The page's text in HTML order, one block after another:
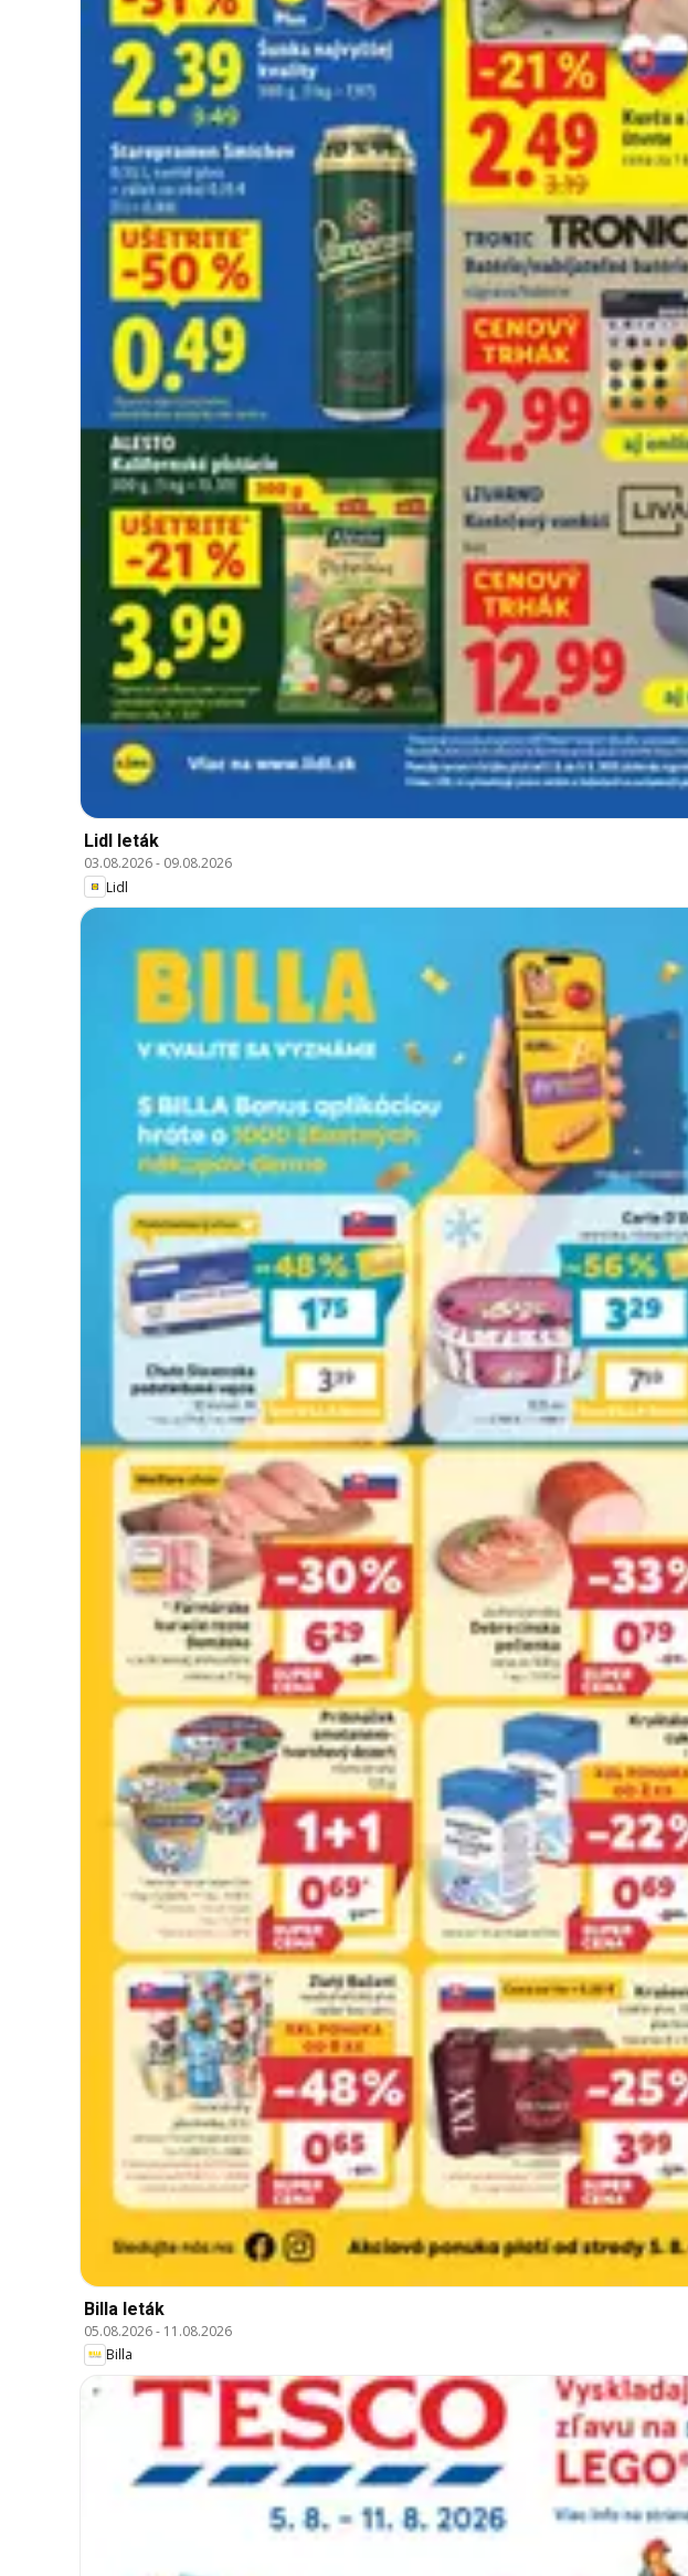
Lidl leták
03.08.2026- 09.08.2026
Lidl
Billa leták
05.08.2026- 11.08.2026
Billa